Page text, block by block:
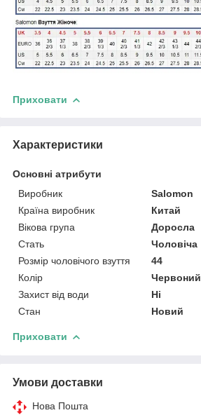
Приховати
Характеристики
Основні атрибути
Виробник
Salomon
Країна виробник
Китай
Вікова група
Доросла
Стать
Чоловіча
Розмір чоловічого взуття
44
Колір
Червоний
Захист від води
Ні
Стан
Новий
Приховати
Умови доставки
Нова Пошта